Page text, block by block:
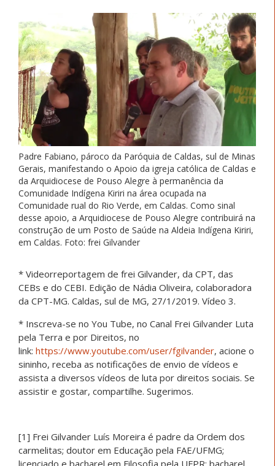
Padre Fabiano, pároco da Paróquia de Caldas, sul de Minas
Gerais, manifestando o Apoio da igreja católica de Caldas e
da Arquidiocese de Pouso Alegre à permanência da
Comunidade Indígena Kiriri na área ocupada na
Comunidade rual do Rio Verde, em Caldas. Como sinal
desse apoio, a Arquidiocese de Pouso Alegre contribuirá na
construção de um Posto de Saúde na Aldeia Indígena Kiriri,
em Caldas. Foto: frei Gilvander
* Videorreportagem de frei Gilvander, da CPT, das
CEBs e do CEBI. Edição de Nádia Oliveira, colaboradora
da CPT-MG. Caldas, sul de MG, 27/1/2019. Vídeo 3.
* Inscreva-se no You Tube, no Canal Frei Gilvander Luta
pela Terra e por Direitos, no
link: https://www.youtube.com/user/fgilvander, acione o
sininho, receba as notificações de envio de vídeos e
assista a diversos vídeos de luta por direitos sociais. Se
assistir e gostar, compartilhe. Sugerimos.
[1] Frei Gilvander Luís Moreira é padre da Ordem dos
carmelitas; doutor em Educação pela FAE/UFMG;